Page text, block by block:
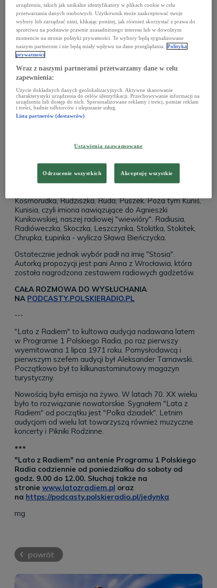
Jakie imiona proponowali słuchacze?
Słuchacze Lata z Radiem jak zwykle byli pomysłowi.
Wiele propozycji związanych było z polskim astronautą,
Sławoszem Uznańskim. - Pojawiły się pomysły
Kosmorudka, Rudziszka, Ruda, Puszek. Poza tym Kuniś,
Kunisia, czyli imiona nawiązujące do Agnieszki
Kunikowskiej, naszej radiowej "wiewióry". Radiusia,
Radióweczka, Skoczka, Leszczynka, Stokitka, Stokitek,
Chrupka, Łupinka - wylicza Sława Bieńczycka.
Ostatecznie jednak wybór padł na imię "Stosia".
Autorką propozycji jest pani Anna z Wrocławia, która
została nagrodzona zestawem radiowych gadżetów.
CAŁA ROZMOWA DO WYSŁUCHANIA
NA PODCASTY.POLSKIERADIO.PL
---
"Lato z Radiem" to kultowa audycja nadawana latem
w Programie 1 Polskiego Radia, po raz pierwszy
wyemitowana 1 lipca 1971 roku. Pomysłodawcą i
pierwszym szefem audycji był Aleksander Tarnawski.
Początkowo był to kilkunastominutowy magazyn
turystyczny.
Nowością była emisja na żywo. W latach 70. XX wieku
było to rozwiązanie nowatorskie. Sygnałem "Lata z
Radiem" od początku jest "Polka dziadek". Letnim
audycjom od wielu lat towarzyszą również muzyczne
koncerty i Pikniki Rodzinne.
***
"Lato z Radiem" na antenie Programu 1 Polskiego
Radia codziennie od poniedziałku do soboty od
godz. 9.00 do 12.00. Słuchaj także na
stronie www.latozradiem.pl oraz
na https://podcasty.polskieradio.pl/jedynka
mg
powrót
urządzeniu, takich jak unikalne identyfikatory w plikach cookie w celu
przetwarzania danych osobowych. Użytkownik może zaakceptować swoje
wybory lub zarządzać nimi, klikając poniżej, jak również skorzystać z prawa do
sprzeciwu na podstawie prawnie uzasadnionego interesu lub w dowolnym
momencie na stronie polityki prywatności. Te wybory będą sygnalizowane
naszym partnerom i nie będą miały wpływu na dane przeglądania.
Polityka
prywatności
Wraz z naszymi partnerami przetwarzamy dane w celu
zapewnienia:
Użycie dokładnych danych geolokalizacyjnych. Aktywne skanowanie
charakterystyki urządzenia do celów identyfikacji. Przechowywanie informacji na
urządzeniu lub dostęp do nich. Spersonalizowane reklamy i treści, pomiar reklam
i treści, badnie odbiorców i ulepszanie usług.
Lista partnerów (dostawców)
Ustawienia zaawansowane
Odrzucenie wszystkich Akceptuję wszystkie